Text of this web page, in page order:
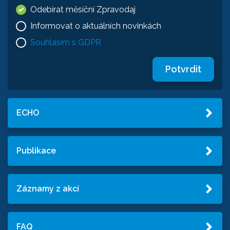
Odebírat měsíční Zpravodaj
Informovat o aktuálních novinkách
Souhlasím s GDPR
Potvrdit
ECHO
Publikace
Záznamy z akcí
FAQ